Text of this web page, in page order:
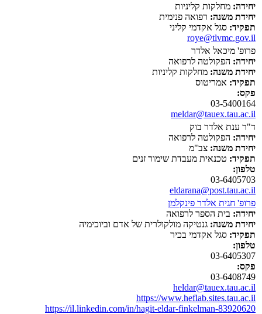
יחידה: מחלקות קליניות
יחידת משנה: רפואה פנימית
תפקיד: סגל אקדמי קליני
roye@tlvmc.gov.il
פרופ' מיכאל אלדר
יחידה: הפקולטה לרפואה
יחידת משנה: מחלקות קליניות
תפקיד: אמריטוס
פקס:
03-5400164
meldar@tauex.tau.ac.il
ד"ר ענת אלדר בוק
יחידה: הפקולטה לרפואה
יחידת משנה: צב"מ
תפקיד: טכנאית מעבדת שימור זנים
טלפון:
03-6405703
eldarana@post.tau.ac.il
פרופ' חגית אלדר פינקלמן
יחידה: בית הספר לרפואה
יחידת משנה: גנטיקה מולקולרית של אדם וביוכימיה
תפקיד: סגל אקדמי בכיר
טלפון:
03-6405307
פקס:
03-6408749
heldar@tauex.tau.ac.il
https://www.heflab.sites.tau.ac.il
https://il.linkedin.com/in/hagit-eldar-finkelman-83920620